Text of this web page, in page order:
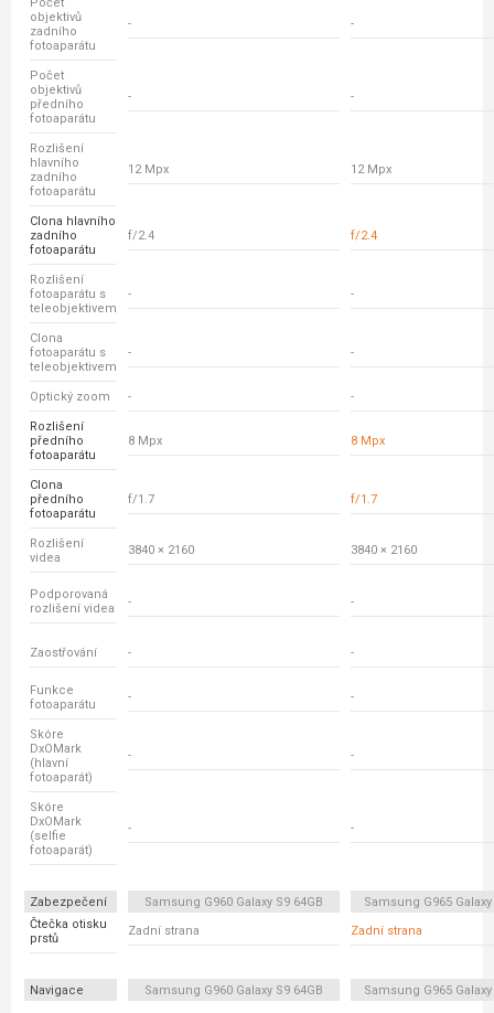
objektivů
zadního
fotoaparátu
- -
Počet
objektivů
předního
fotoaparátu
- -
Rozlišení
hlavního
zadního
fotoaparátu
12 Mpx 12 Mpx
Clona hlavního
zadního
fotoaparátu
f/2.4 f/2.4
Rozlišení
fotoaparátu s
teleobjektivem
- -
Clona
fotoaparátu s
teleobjektivem
- -
Optický zoom - -
Rozlišení
předního
fotoaparátu
8 Mpx 8 Mpx
Clona
předního
fotoaparátu
f/1.7 f/1.7
Rozlišení
videa
3840 × 2160 3840 × 2160
Podporovaná
rozlišení videa
- -
Zaostřování - -
Funkce
fotoaparátu
- -
Skóre
DxOMark
(hlavní
fotoaparát)
- -
Skóre
DxOMark
(selfie
fotoaparát)
- -
Zabezpečení Samsung G960 Galaxy S9 64GB
Samsung G965 Galaxy
Čtečka otisku
prstů
Zadní strana Zadní strana
Navigace Samsung G960 Galaxy S9 64GB Samsung G965 Galaxy